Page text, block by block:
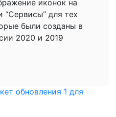
иконок на
“Сервисы” для тех
были созданы в
2020 и 2019
обновления 1 для